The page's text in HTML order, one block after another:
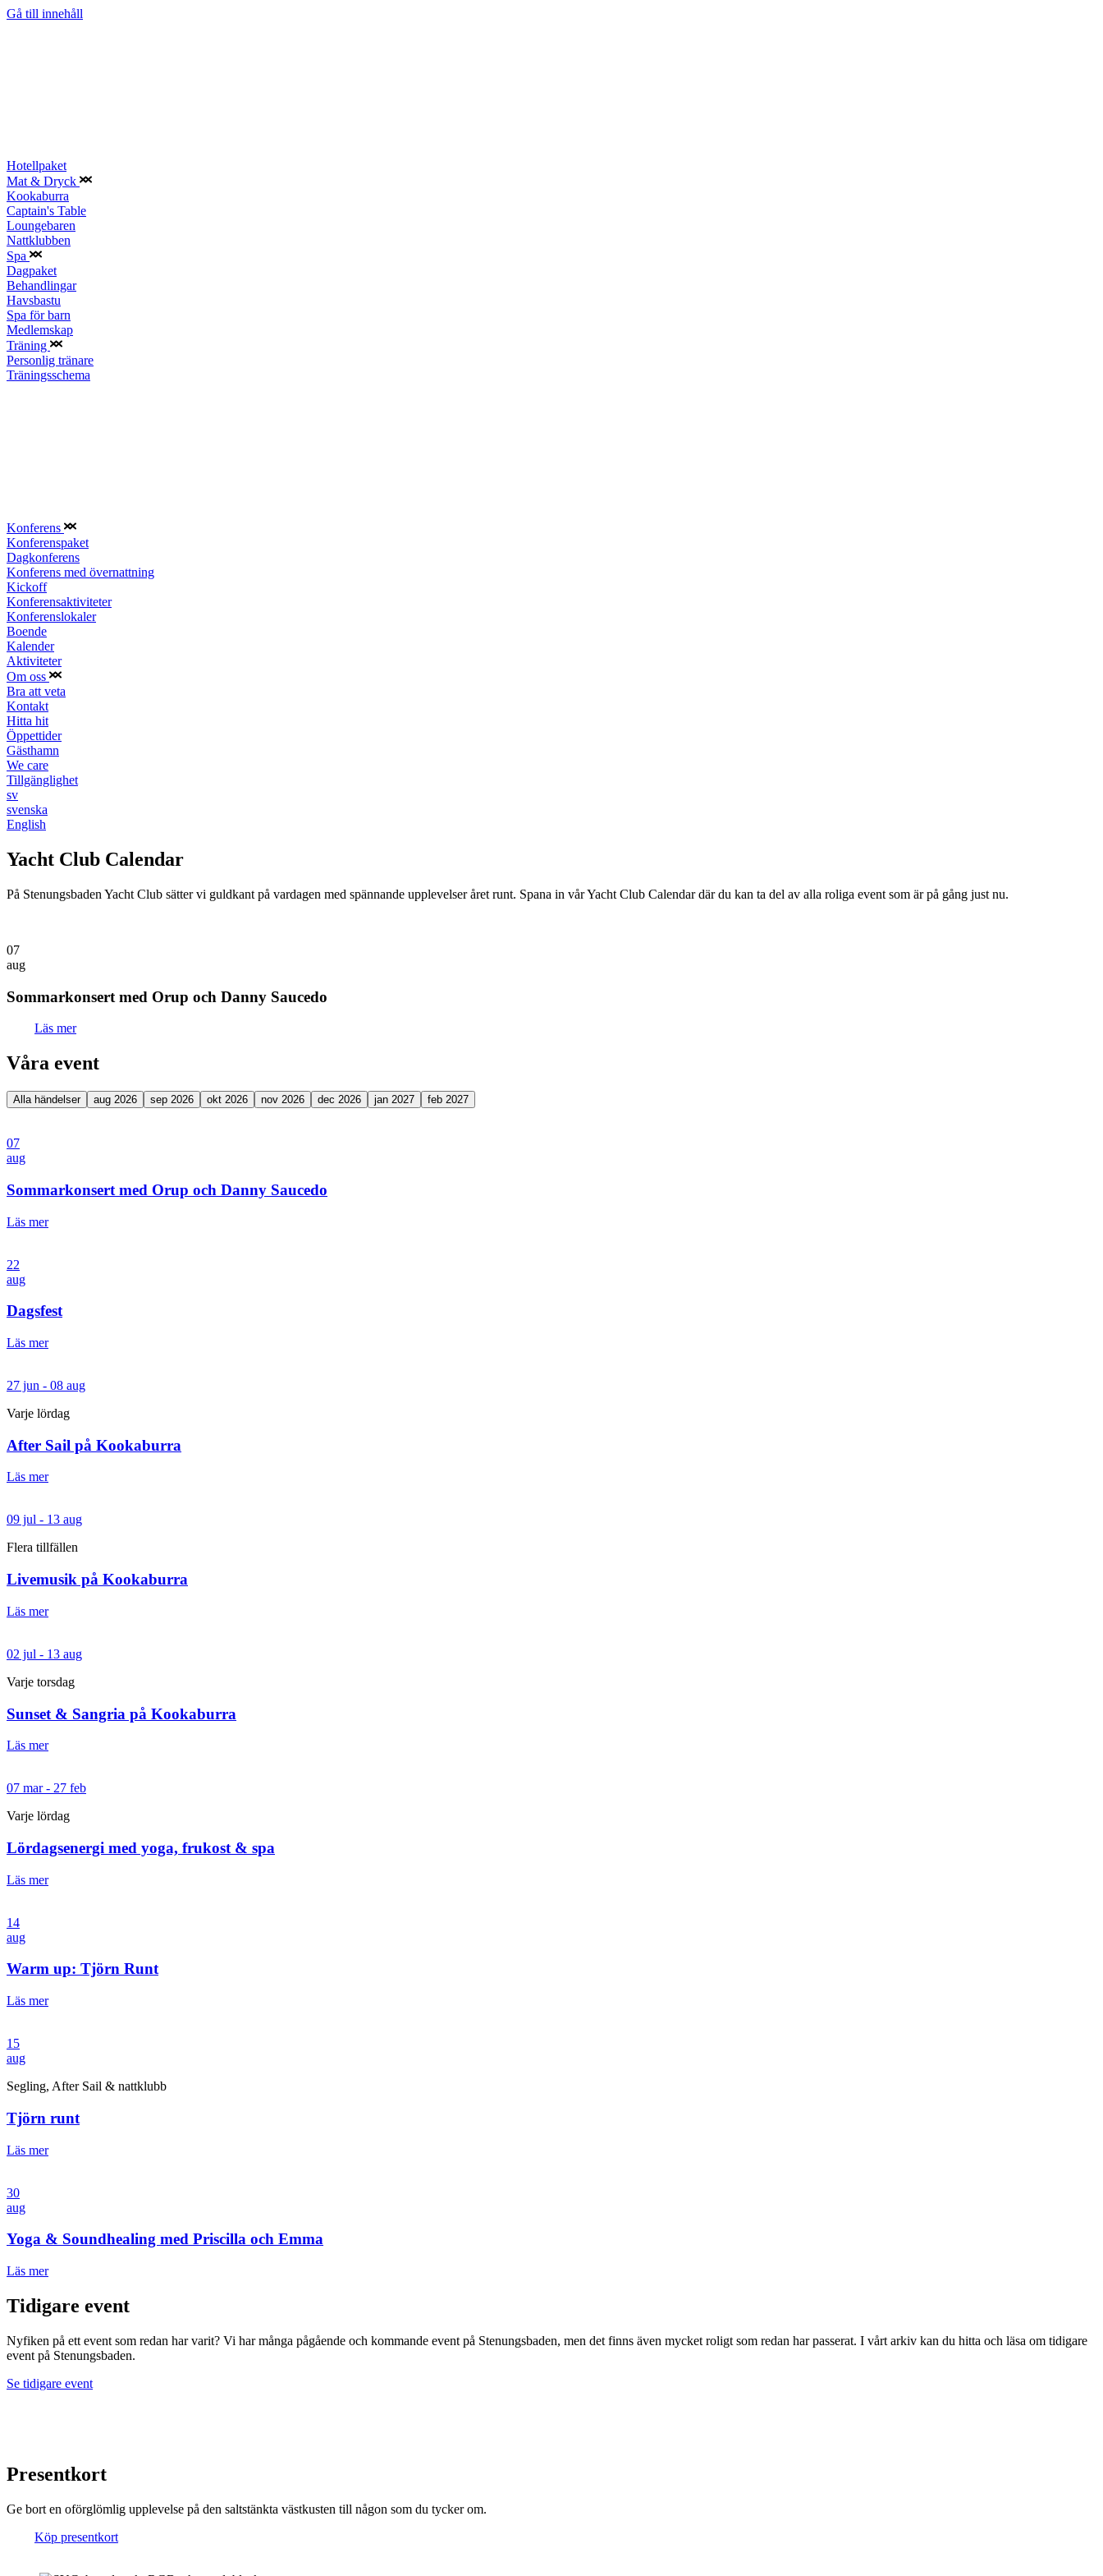
Gå till innehåll
Hotellpaket
Mat & Dryck
Kookaburra
Captain's Table
Loungebaren
Nattklubben
Spa
Dagpaket
Behandlingar
Havsbastu
Spa för barn
Medlemskap
Träning
Personlig tränare
Träningsschema
Konferens
Konferenspaket
Dagkonferens
Konferens med övernattning
Kickoff
Konferensaktiviteter
Konferenslokaler
Boende
Kalender
Aktiviteter
Om oss
Bra att veta
Kontakt
Hitta hit
Öppettider
Gästhamn
We care
Tillgänglighet
sv
svenska
English
Yacht Club Calendar
På Stenungsbaden Yacht Club sätter vi guldkant på vardagen med spännande upplevelser året runt. Spana in vår Yacht Club Calendar där du kan ta del av alla roliga event som är på gång just nu.
07
aug
Sommarkonsert med Orup och Danny Saucedo
Läs mer
Våra event
Alla händelser aug 2026 sep 2026 okt 2026 nov 2026 dec 2026 jan 2027 feb 2027
07
aug
Sommarkonsert med Orup och Danny Saucedo
Läs mer
22
aug
Dagsfest
Läs mer
27 jun - 08 aug
Varje lördag
After Sail på Kookaburra
Läs mer
09 jul - 13 aug
Flera tillfällen
Livemusik på Kookaburra
Läs mer
02 jul - 13 aug
Varje torsdag
Sunset & Sangria på Kookaburra
Läs mer
07 mar - 27 feb
Varje lördag
Lördagsenergi med yoga, frukost & spa
Läs mer
14
aug
Warm up: Tjörn Runt
Läs mer
15
aug
Segling, After Sail & nattklubb
Tjörn runt
Läs mer
30
aug
Yoga & Soundhealing med Priscilla och Emma
Läs mer
Tidigare event
Nyfiken på ett event som redan har varit? Vi har många pågående och kommande event på Stenungsbaden, men det finns även mycket roligt som redan har passerat. I vårt arkiv kan du hitta och läsa om tidigare
event på Stenungsbaden.
Se tidigare event
Presentkort
Ge bort en oförglömlig upplevelse på den saltstänkta västkusten till någon som du tycker om.
Köp presentkort